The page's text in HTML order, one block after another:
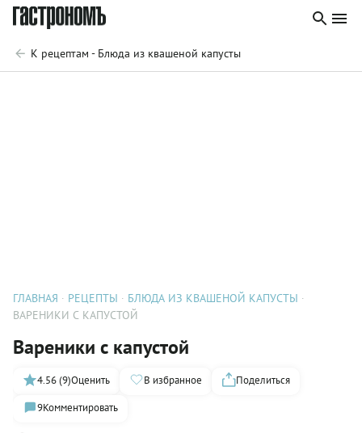
К рецептам - Блюда из квашеной капусты
ГЛАВНАЯ РЕЦЕПТЫ
БЛЮДА ИЗ КВАШЕНОЙ КАПУСТЫ
ВАРЕНИКИ С КАПУСТОЙ
Вареники с капустой
4.56 (9)Оценить В избранное
Поделиться
9Комментировать